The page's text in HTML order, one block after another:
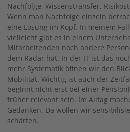
Nachfolge, Wissenstransfer,
Wenn man Nachfolge einzeln
eine Lösung im Kopf. In meinem
vielleicht gibt es in einem
Mitarbeitenden noch andere
dem Radar hat. In der IT ist das
mehr Systematik öffnen wir den
Mobilität. Wichtig ist auch der
beginnt nicht erst bei einer
früher relevant sein. Im Alltag
Gedanken. Da wollen wir
schärfen.